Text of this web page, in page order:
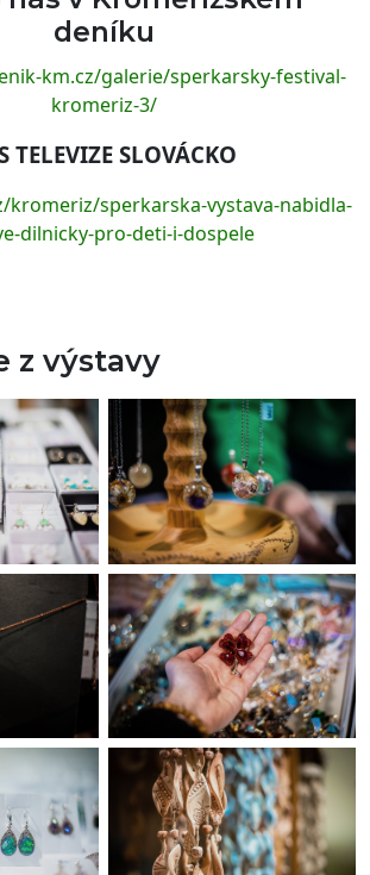
deníku
km.cz/galerie/sperkarsky-festival-
kromeriz-3/
TELEVIZE SLOVÁCKO
kromeriz/sperkarska-vystava-nabidla-
dilnicky-pro-deti-i-dospele
z výstavy